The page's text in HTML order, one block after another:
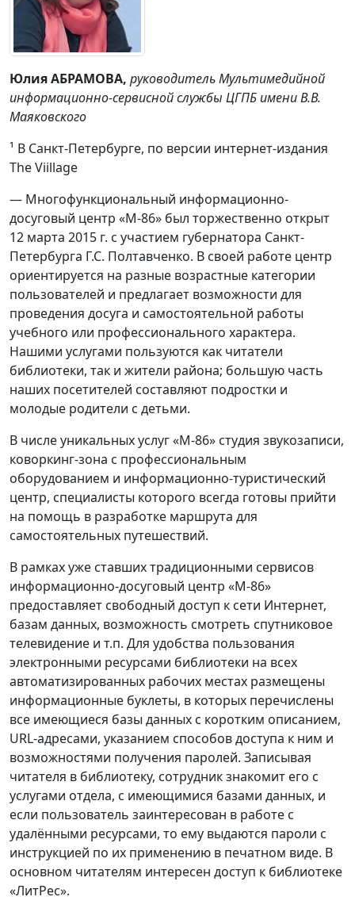
Юлия АБРАМОВА, руководитель Мультимедийной
информационно-сервисной службы ЦГПБ имени В.В.
Маяковского
¹ В Санкт-Петербурге, по версии интернет-издания
The Viillage
— Многофункциональный информационно-
досуговый центр «М-86» был торжественно открыт
12 марта 2015 г. с участием губернатора Санкт-
Петербурга Г.С. Полтавченко. В своей работе центр
ориентируется на разные возрастные категории
пользователей и предлагает возможности для
проведения досуга и самостоятельной работы
учебного или профессионального характера.
Нашими услугами пользуются как читатели
библиотеки, так и жители района; бoльшую часть
наших посетителей составляют подростки и
молодые родители с детьми.
В числе уникальных услуг «М-86» студия звукозаписи,
коворкинг-зона с профессиональным
оборудованием и информационно-туристический
центр, специалисты которого всегда готовы прийти
на помощь в разработке маршрута для
самостоятельных путешествий.
В рамках уже ставших традиционными сервисов
информационно-досуговый центр «М-86»
предоставляет свободный доступ к сети Интернет,
базам данных, возможность смотреть спутниковое
телевидение и т.п. Для удобства пользования
электронными ресурсами библиотеки на всех
автоматизированных рабочих местах размещены
информационные буклеты, в которых перечислены
все имеющиеся базы данных с коротким описанием,
URL-адресами, указанием способов доступа к ним и
возможностями получения паролей. Записывая
читателя в библиотеку, сотрудник знакомит его с
услугами отдела, с имеющимися базами данных, и
если пользователь заинтересован в работе с
удалёнными ресурсами, то ему выдаются пароли с
инструкцией по их применению в печатном виде. В
основном читателям интересен доступ к библиотеке
«ЛитРес».